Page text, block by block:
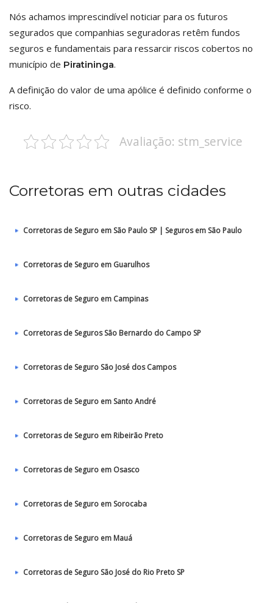
Nós achamos imprescindível noticiar para os futuros
segurados que companhias seguradoras retêm fundos
seguros e fundamentais para ressarcir riscos cobertos no
município de Piratininga.
A definição do valor de uma apólice é definido conforme o
risco.
Avaliação: stm_service
Corretoras em outras cidades
Corretoras de Seguro em São Paulo SP | Seguros em São Paulo
Corretoras de Seguro em Guarulhos
Corretoras de Seguro em Campinas
Corretoras de Seguros São Bernardo do Campo SP
Corretoras de Seguro São José dos Campos
Corretoras de Seguro em Santo André
Corretoras de Seguro em Ribeirão Preto
Corretoras de Seguro em Osasco
Corretoras de Seguro em Sorocaba
Corretoras de Seguro em Mauá
Corretoras de Seguro São José do Rio Preto SP